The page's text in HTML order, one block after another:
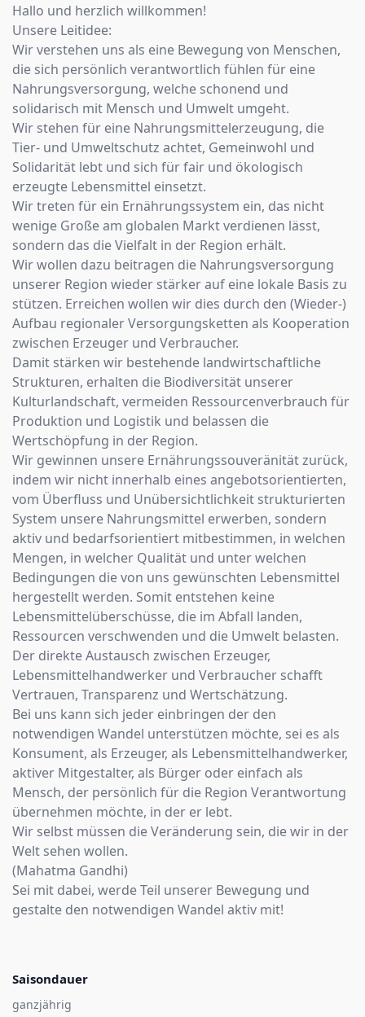
Hallo und herzlich willkommen!
Unsere Leitidee:
Wir verstehen uns als eine Bewegung von Menschen,
die sich persönlich verantwortlich fühlen für eine
Nahrungsversorgung, welche schonend und
solidarisch mit Mensch und Umwelt umgeht.
Wir stehen für eine Nahrungsmittelerzeugung, die
Tier- und Umweltschutz achtet, Gemeinwohl und
Solidarität lebt und sich für fair und ökologisch
erzeugte Lebensmittel einsetzt.
Wir treten für ein Ernährungssystem ein, das nicht
wenige Große am globalen Markt verdienen lässt,
sondern das die Vielfalt in der Region erhält.
Wir wollen dazu beitragen die Nahrungsversorgung
unserer Region wieder stärker auf eine lokale Basis zu
stützen. Erreichen wollen wir dies durch den (Wieder-)
Aufbau regionaler Versorgungsketten als Kooperation
zwischen Erzeuger und Verbraucher.
Damit stärken wir bestehende landwirtschaftliche
Strukturen, erhalten die Biodiversität unserer
Kulturlandschaft, vermeiden Ressourcenverbrauch für
Produktion und Logistik und belassen die
Wertschöpfung in der Region.
Wir gewinnen unsere Ernährungssouveränität zurück,
indem wir nicht innerhalb eines angebotsorientierten,
vom Überfluss und Unübersichtlichkeit strukturierten
System unsere Nahrungsmittel erwerben, sondern
aktiv und bedarfsorientiert mitbestimmen, in welchen
Mengen, in welcher Qualität und unter welchen
Bedingungen die von uns gewünschten Lebensmittel
hergestellt werden. Somit entstehen keine
Lebensmittelüberschüsse, die im Abfall landen,
Ressourcen verschwenden und die Umwelt belasten.
Der direkte Austausch zwischen Erzeuger,
Lebensmittelhandwerker und Verbraucher schafft
Vertrauen, Transparenz und Wertschätzung.
Bei uns kann sich jeder einbringen der den
notwendigen Wandel unterstützen möchte, sei es als
Konsument, als Erzeuger, als Lebensmittelhandwerker,
aktiver Mitgestalter, als Bürger oder einfach als
Mensch, der persönlich für die Region Verantwortung
übernehmen möchte, in der er lebt.
Wir selbst müssen die Veränderung sein, die wir in der
Welt sehen wollen.
(Mahatma Gandhi)
Sei mit dabei, werde Teil unserer Bewegung und
gestalte den notwendigen Wandel aktiv mit!
Saisondauer
ganzjährig